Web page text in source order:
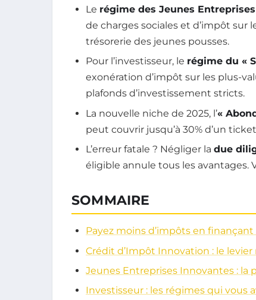
Le régime des Jeunes
de charges sociales et d’impôt sur
trésorerie des jeunes pousses.
Pour l’investisseur, le régime du «
exonération d’impôt sur les plus-
plafonds d’investissement stricts.
La nouvelle niche de 2025, l’«
peut couvrir jusqu’à 30% d’un
L’erreur fatale ? Négliger la due
éligible annule tous les avantages.
SOMMAIRE
Payez moins d’impôts en finançant
Crédit d’Impôt Innovation : le
Jeunes Entreprises Innovantes : la
Investisseur : les régimes qui vous